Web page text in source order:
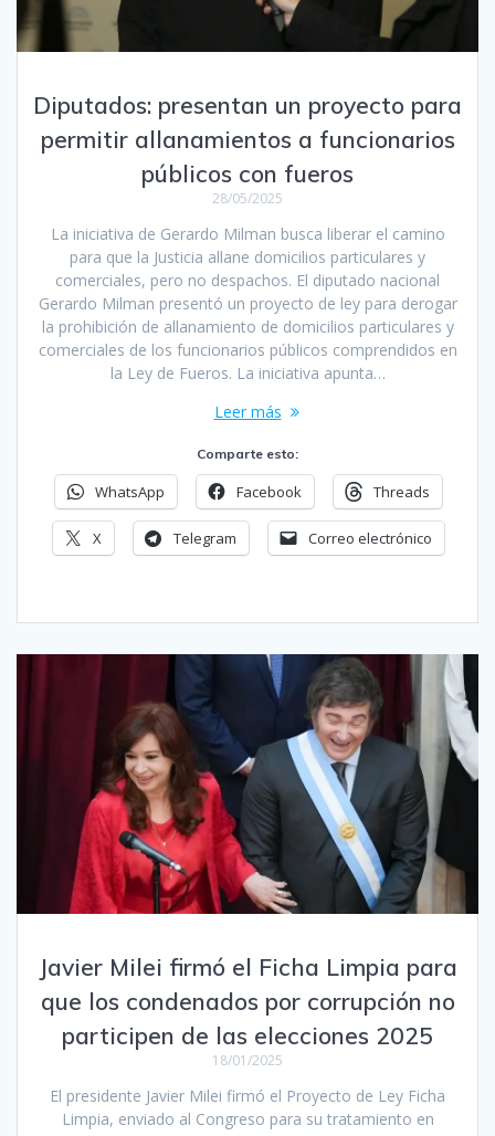
Diputados: presentan un proyecto para
permitir allanamientos a funcionarios
públicos con fueros
28/05/2025
La iniciativa de Gerardo Milman busca liberar el camino
para que la Justicia allane domicilios particulares y
comerciales, pero no despachos. El diputado nacional
Gerardo Milman presentó un proyecto de ley para derogar
la prohibición de allanamiento de domicilios particulares y
comerciales de los funcionarios públicos comprendidos en
la Ley de Fueros. La iniciativa apunta…
Leer más
Comparte esto:
WhatsApp Facebook Threads
X Telegram Correo electrónico
Javier Milei firmó el Ficha Limpia para
que los condenados por corrupción no
participen de las elecciones 2025
18/01/2025
El presidente Javier Milei firmó el Proyecto de Ley Ficha
Limpia, enviado al Congreso para su tratamiento en